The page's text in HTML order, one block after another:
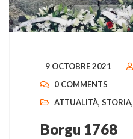
9 OCTOBRE 2021
0 COMMENTS
ATTUALITÀ, STORIA,
Borgu 1768